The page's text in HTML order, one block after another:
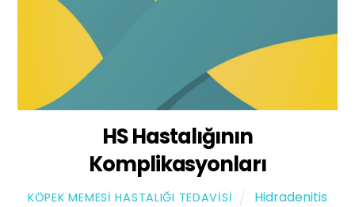
HS Hastalığının
Komplikasyonları
KÖPEK MEMESI HASTALIĞI TEDAVISI
Hidradenitis